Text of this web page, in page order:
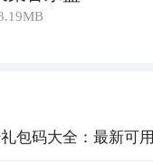
包码大全：最新可